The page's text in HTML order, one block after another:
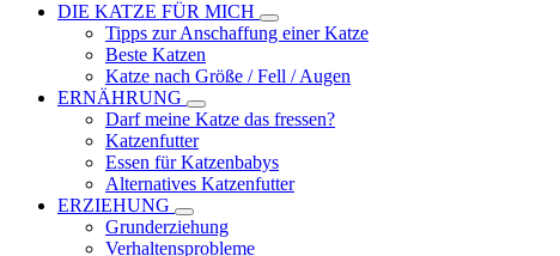
DIE KATZE FÜR MICH
Tipps zur Anschaffung einer Katze
Beste Katzen
Katze nach Größe / Fell / Augen
ERNÄHRUNG
Darf meine Katze das fressen?
Katzenfutter
Essen für Katzenbabys
Alternatives Katzenfutter
ERZIEHUNG
Grunderziehung
Verhaltensprobleme